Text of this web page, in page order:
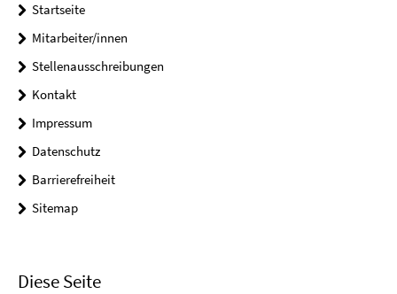
Startseite
Mitarbeiter/innen
Stellenausschreibungen
Kontakt
Impressum
Datenschutz
Barrierefreiheit
Sitemap
Diese Seite